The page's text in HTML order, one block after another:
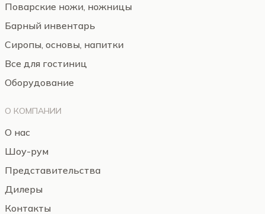
Поварские ножи, ножницы
Барный инвентарь
Сиропы, основы, напитки
Все для гостиниц
Оборудование
О КОМПАНИИ
О нас
Шоу-рум
Представительства
Дилеры
Контакты